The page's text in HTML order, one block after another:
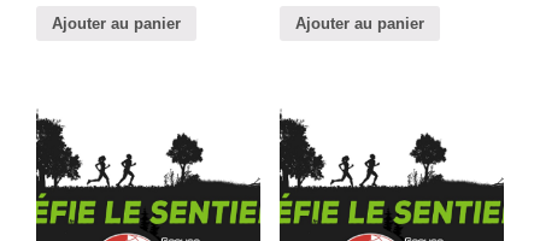
Ajouter au panier Ajouter au panier